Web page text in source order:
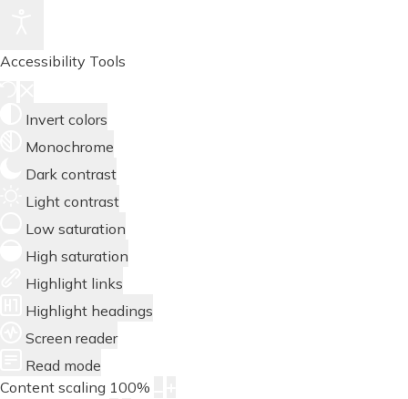
Accessibility Tools
Invert colors
Monochrome
Dark contrast
Light contrast
Low saturation
High saturation
Highlight links
Highlight headings
Screen reader
Read mode
Content scaling 100%